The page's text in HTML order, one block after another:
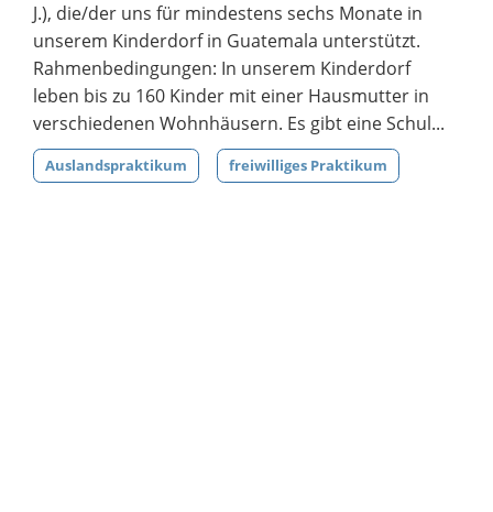
J.), die/der uns für mindestens sechs Monate in
unserem Kinderdorf in Guatemala unterstützt.
Rahmenbedingungen: In unserem Kinderdorf
leben bis zu 160 Kinder mit einer Hausmutter in
verschiedenen Wohnhäusern. Es gibt eine Schul...
Auslandspraktikum freiwilliges Praktikum